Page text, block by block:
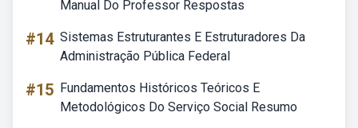
Manual Do Professor Respostas
#14 Sistemas Estruturantes E Estruturadores Da
Administração Pública Federal
#15 Fundamentos Históricos Teóricos E
Metodológicos Do Serviço Social Resumo